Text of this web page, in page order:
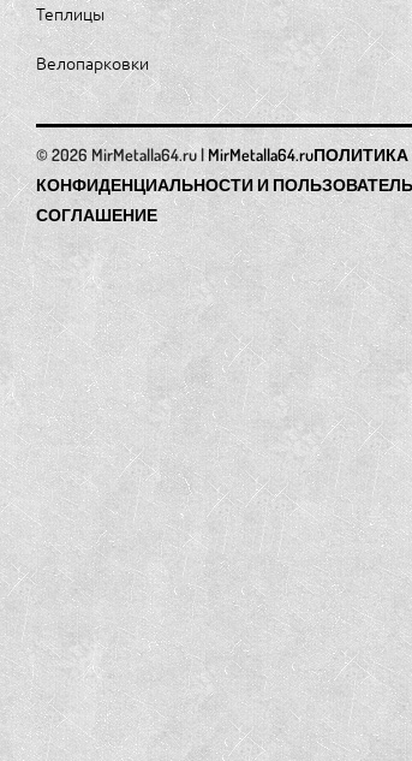
Теплицы
Велопарковки
MirMetalla64.ruПОЛИТИКА
КОНФИДЕНЦИАЛЬНОСТИ И
СОГЛАШЕНИЕ